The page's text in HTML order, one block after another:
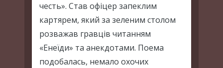
честь». Став офіцер запеклим
картярем, який за зеленим столом
розважав гравців читанням
«Енеїди» та анекдотами. Поема
подобалась, немало охочих